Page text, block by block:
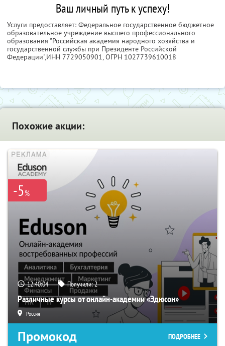
Ваш личный путь к успеху!
Услуги предоставляет: Федеральное государственное бюджетное
образовательное учреждение высшего профессионального
образования "Российская академия народного хозяйства и
государственной службы при Президенте Российской
Федерации",ИНН 7729050901, ОГРН 1027739610018
Похожие акции:
-5%
12:40:04 Получили:2
Различные курсы от онлайн-академии «Эдюсон»
Россия
Промокод ПОДРОБНЕЕ